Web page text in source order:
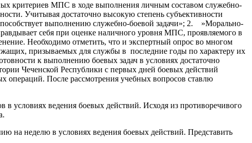
критериев МПС в ходе выполнения личным составом служебно-
Учитывая достаточно высокую степень субъективности
выполнению служебно-боевой задачи»; 2. »Морально-
себя при оценке наличного уровня МПС, проявляемого в
Необходимо отметить, что и экспертный опрос во многом
призываемых для службы в последние годы по характеру их
к выполнению боевых задач в условиях достаточно
Чеченской Республики с первых дней боевых действий
операций. После рассмотрения учебных вопросов ставлю
условиях ведения боевых действий. Исходя из противоречивого
неделю в условиях ведения боевых действий. Представить